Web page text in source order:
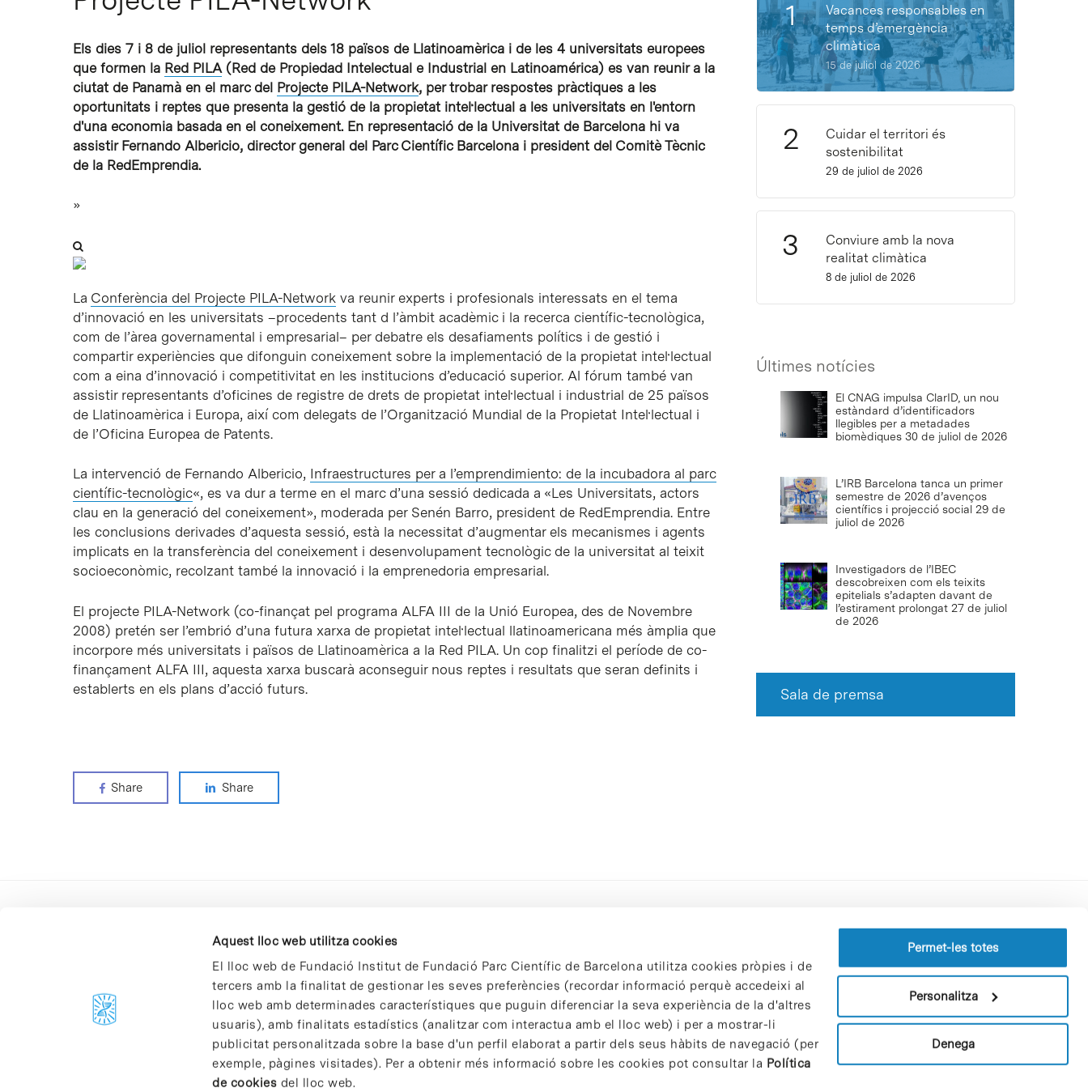
Aquest lloc web utilitza cookies
El lloc web de Fundació Institut de Fundació Parc Científic de Barcelona utilitza cookies pròpies i de
tercers amb la finalitat de gestionar les seves preferències (recordar informació perquè accedeixi al
lloc web amb determinades característiques que puguin diferenciar la seva experiència de la d'altres
usuaris), amb finalitats estadístics (analitzar com interactua amb el lloc web) i per a mostrar-li
publicitat personalitzada sobre la base d'un perfil elaborat a partir dels seus hàbits de navegació (per
exemple, pàgines visitades). Per a obtenir més informació sobre les cookies pot consultar la Política
de cookies del lloc web.
Permet-les totes
Personalitza
Denega
Els dies 7 i 8 de juliol representants dels 18 països de Llatinoamèrica i de les 4 universitats europees
que formen la Red PILA (Red de Propiedad Intelectual e Industrial en Latinoamérica) es van reunir a la
ciutat de Panamà en el marc del Projecte PILA-Network, per trobar respostes pràctiques a les
oportunitats i reptes que presenta la gestió de la propietat intel·lectual a les universitats en l'entorn
d'una economia basada en el coneixement. En representació de la Universitat de Barcelona hi va
assistir Fernando Albericio, director general del Parc Científic Barcelona i president del Comitè Tècnic
de la RedEmprendia.
»
La Conferència del Projecte PILA-Network va reunir experts i profesionals interessats en el tema
d’innovació en les universitats –procedents tant d l’àmbit acadèmic i la recerca científic-tecnològica,
com de l’àrea governamental i empresarial– per debatre els desafiaments polítics i de gestió i
compartir experiències que difonguin coneixement sobre la implementació de la propietat intel·lectual
com a eina d’innovació i competitivitat en les institucions d’educació superior. Al fórum també van
assistir representants d’oficines de registre de drets de propietat intel·lectual i industrial de 25 països
de Llatinoamèrica i Europa, així com delegats de l’Organització Mundial de la Propietat Intel·lectual i
de l’Oficina Europea de Patents.
La intervenció de Fernando Albericio, Infraestructures per a l’emprendimiento: de la incubadora al parc
científic-tecnològic«, es va dur a terme en el marc d’una sessió dedicada a «Les Universitats, actors
clau en la generació del coneixement», moderada per Senén Barro, president de RedEmprendia. Entre
les conclusions derivades d’aquesta sessió, està la necessitat d’augmentar els mecanismes i agents
implicats en la transferència del coneixement i desenvolupament tecnològic de la universitat al teixit
socioeconòmic, recolzant també la innovació i la emprenedoria empresarial.
El projecte PILA-Network (co-finançat pel programa ALFA III de la Unió Europea, des de Novembre
2008) pretén ser l’embrió d’una futura xarxa de propietat intel·lectual llatinoamericana més àmplia que
incorpore més universitats i països de Llatinoamèrica a la Red PILA. Un cop finalitzi el període de co-
finançament ALFA III, aquesta xarxa buscarà aconseguir nous reptes i resultats que seran definits i
establerts en els plans d’acció futurs.
Share Share
Vacances responsables en
temps d’emergència
climàtica
15 de juliol de 2026
Cuidar el territori és
sostenibilitat
29 de juliol de 2026
Conviure amb la nova
realitat climàtica
8 de juliol de 2026
Últimes notícies
El CNAG impulsa ClarID, un nou
estàndard d’identificadors
llegibles per a metadades
biomèdiques 30 de juliol de 2026
L’IRB Barcelona tanca un primer
semestre de 2026 d’avenços
científics i projecció social 29 de
juliol de 2026
Investigadors de l’IBEC
descobreixen com els teixits
epitelials s’adapten davant de
l’estirament prolongat 27 de juliol
de 2026
Sala de premsa
C/Baldiri Reixac, 4-12 i 15
Perfil del contractant
Política de privacitat
Avís Legal
Política de cookies
Patrons i patrocinadors
Borsa de treball
Contacte